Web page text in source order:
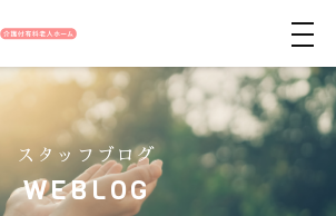
メ
ュ
ー
スタッフブログ
WEBLOG